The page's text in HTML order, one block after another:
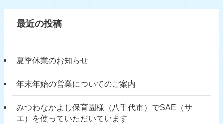
最近の投稿
夏季休業のお知らせ
年末年始の営業についてのご案内
みつわなかよし保育園様（八千代市）でSAE（サ
エ）を使っていただいています